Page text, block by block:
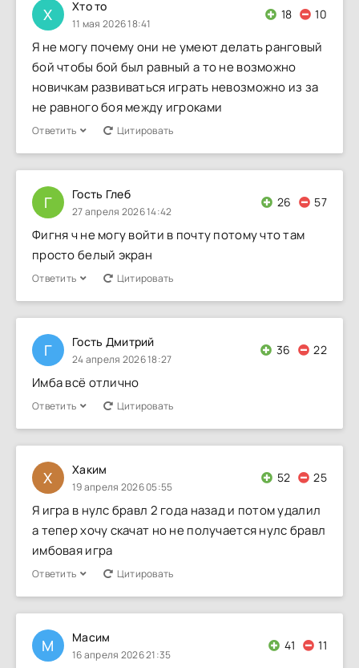
Х Хто то
11 мая 2026 18:41
18 10
Я не могу почему они не умеют делать ранговый
бой чтобы бой был равный а то не возможно
новичкам развиваться играть невозможно из за
не равного боя между игроками
Ответить Цитировать
Г Гость Глеб
27 апреля 2026 14:42
26 57
Фигня ч не могу войти в почту потому что там
просто белый экран
Ответить Цитировать
Г Гость Дмитрий
24 апреля 2026 18:27
36 22
Имба всё отлично
Ответить Цитировать
Х Хаким
19 апреля 2026 05:55
52 25
Я игра в нулс бравл 2 года назад и потом удалил
а тепер хочу скачат но не получается нулс бравл
имбовая игра
Ответить Цитировать
М Масим
16 апреля 2026 21:35
41 11